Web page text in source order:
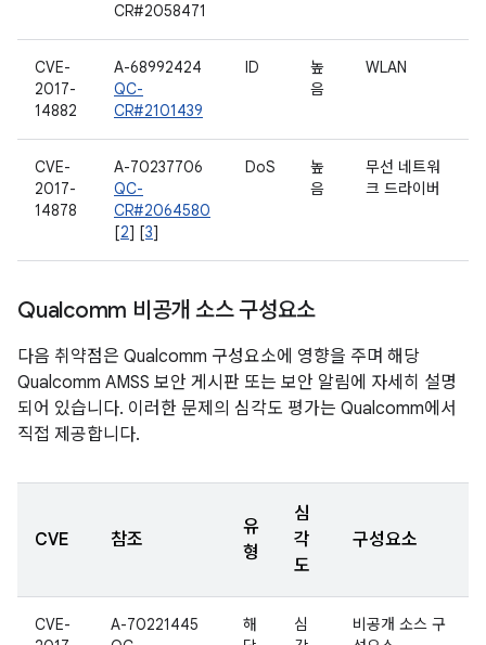
CR#2058471
CVE-
2017-
14882
A-68992424
QC-
CR#2101439
ID
높
음
WLAN
CVE-
2017-
14878
A-70237706
QC-
CR#2064580
[2] [3]
DoS
높
음
무선 네트워
크 드라이버
Qualcomm 비공개 소스 구성요소
다음 취약점은 Qualcomm 구성요소에 영향을 주며 해당
Qualcomm AMSS 보안 게시판 또는 보안 알림에 자세히 설명
되어 있습니다. 이러한 문제의 심각도 평가는 Qualcomm에서
직접 제공합니다.
CVE 참조
유
형
심
각
도
구성요소
CVE-
A-70221445
해
심
비공개 소스 구